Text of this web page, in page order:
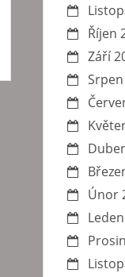
Říjen
Září
Únor